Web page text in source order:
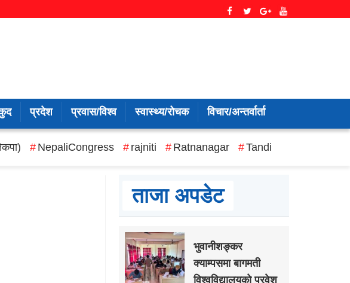
प्रदेश प्रवास/विश्व स्वास्थ्य/रोचक विचार/अन्तर्वार्ता
NepaliCongress rajniti Ratnanagar Tandi
ताजा अपडेट
भुवानीशङ्कर
क्याम्पसमा बागमती
विश्वविद्यालयको प्रवेश